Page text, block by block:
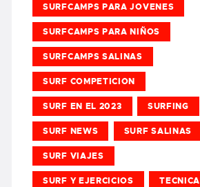
SURFCAMPS PARA JOVENES
SURFCAMPS PARA NIÑOS
SURFCAMPS SALINAS
SURF COMPETICION
SURF EN EL 2023 SURFING
SURF NEWS SURF SALINAS
SURF VIAJES
SURF Y EJERCICIOS TECNICA